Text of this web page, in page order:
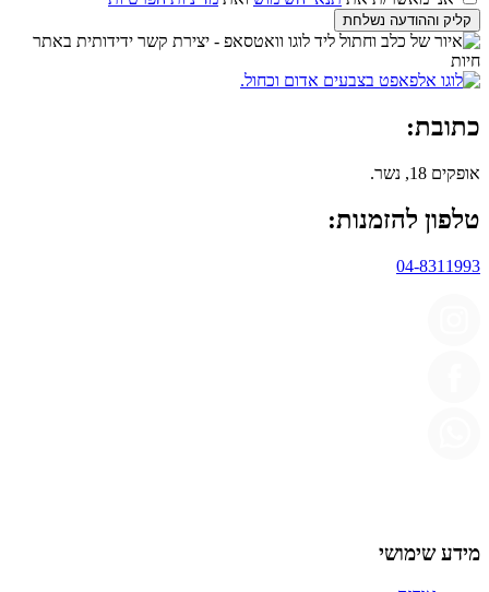
קליק וההודעה נשלחת
כתובת:
אופקים 18, נשר.
טלפון להזמנות:
04-8311993
מידע שימושי